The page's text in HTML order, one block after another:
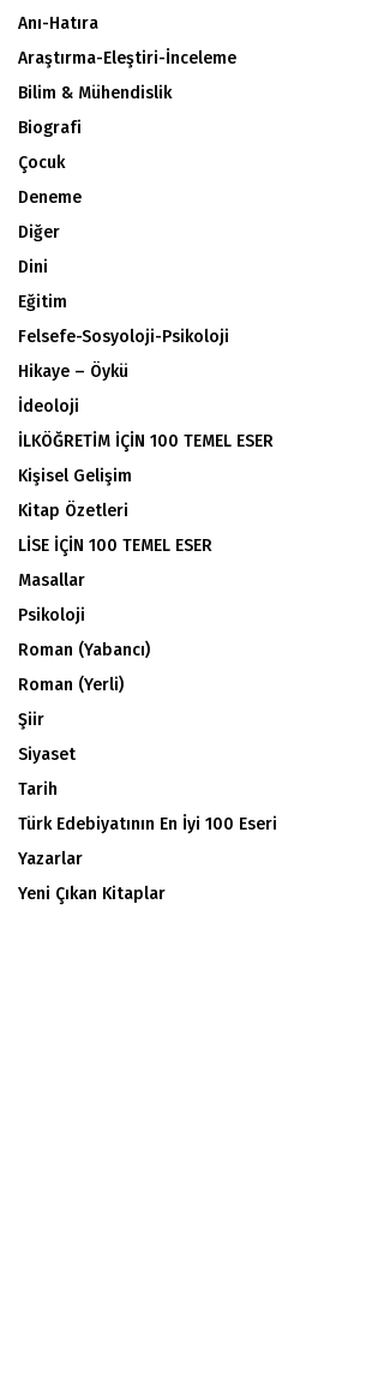
Anı-Hatıra
Araştırma-Eleştiri-İnceleme
Bilim & Mühendislik
Biografi
Çocuk
Deneme
Diğer
Dini
Eğitim
Felsefe-Sosyoloji-Psikoloji
Hikaye – Öykü
İdeoloji
İLKÖĞRETİM İÇİN 100 TEMEL ESER
Kişisel Gelişim
Kitap Özetleri
LİSE İÇİN 100 TEMEL ESER
Masallar
Psikoloji
Roman (Yabancı)
Roman (Yerli)
Şiir
Siyaset
Tarih
Türk Edebiyatının En İyi 100 Eseri
Yazarlar
Yeni Çıkan Kitaplar